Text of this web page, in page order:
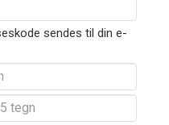
sendes til din e-